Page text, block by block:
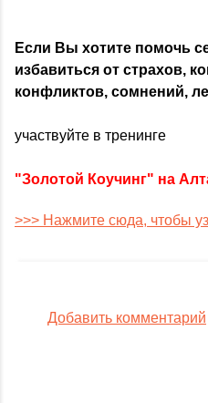
Если Вы хотите помочь
избавиться от страхов,
конфликтов, сомнений,
участвуйте в тренинге
"Золотой Коучинг" на
>>> Нажмите сюда, чтобы
Добавить комментарий